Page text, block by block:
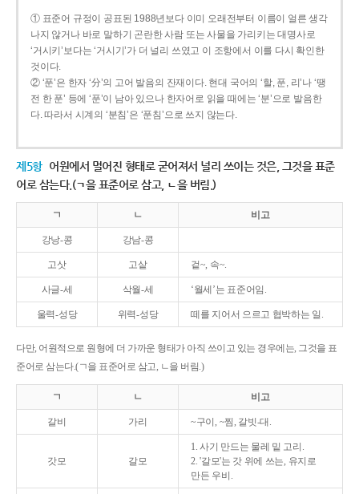
① 표준어 규정이 공표된 1988년보다 이미 오래전부터 이름이 얼른 생각
나지 않거나 바로 말하기 곤란한 사람 또는 사물을 가리키는 대명사로
‘거시키’보다는 ‘거시기’가 더 널리 쓰였고 이 조항에서 이를 다시 확인한
것이다.
② ‘푼’은 한자 ‘分’의 고어 발음의 잔재이다. 현대 국어의 ‘할, 푼, 리’나 ‘땡
전 한 푼’ 등에 ‘푼’이 남아 있으나 한자어로 읽을 때에는 ‘분’으로 발음한
다. 따라서 시계의 ‘분침’은 ‘푼침’으로 쓰지 않는다.
제5항 어원에서 멀어진 형태로 굳어져서 널리 쓰이는 것은, 그것을 표준
어로 삼는다.(ㄱ을 표준어로 삼고, ㄴ을 버림.)
ㄱ ㄴ 비고
강낭-콩 강남-콩
고삿 고샅 겉~, 속~.
사글-세 삭월-세 ‘월세’는 표준어임.
울력-성당 위력-성당 떼를 지어서 으르고 협박하는 일.
다만, 어원적으로 원형에 더 가까운 형태가 아직 쓰이고 있는 경우에는, 그것을 표
준어로 삼는다.(ㄱ을 표준어로 삼고, ㄴ을 버림.)
ㄱ ㄴ 비고
갈비 가리 ~구이, ~찜, 갈빗-대.
갓모 갈모
1. 사기 만드는 물레 밑 고리.
2. '갈모'는 갓 위에 쓰는, 유지로
만든 우비.